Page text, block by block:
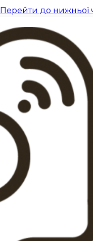
Перейти до нижньої